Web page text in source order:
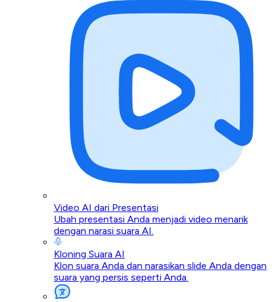
Video AI dari Presentasi
Ubah presentasi Anda menjadi video menarik
dengan narasi suara AI.
Kloning Suara AI
Klon suara Anda dan narasikan slide Anda dengan
suara yang persis seperti Anda.